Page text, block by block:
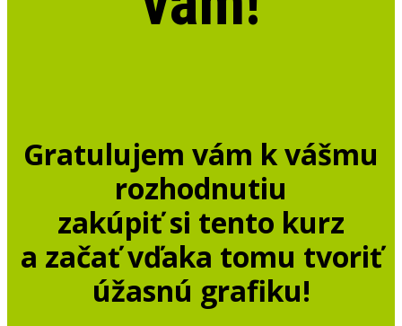
Gratulujem vám k vášmu
rozhodnutiu
zakúpiť si tento kurz
a začať vďaka tomu tvoriť
úžasnú grafiku!